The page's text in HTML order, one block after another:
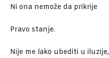
Ni ona nemože da prikrije
Pravo stanje.
Nije me lako ubediti u iluzije,